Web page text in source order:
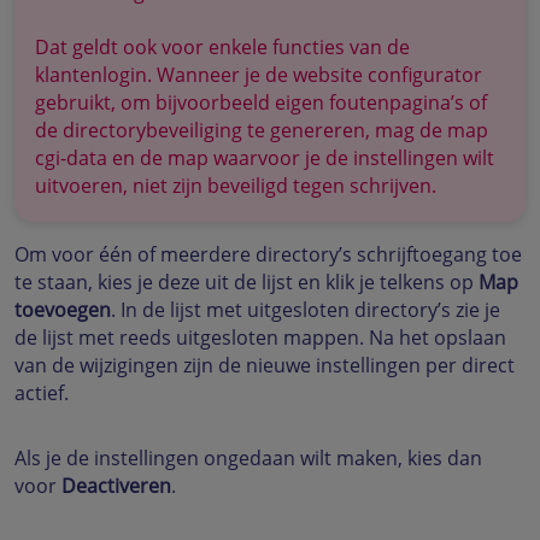
Dat geldt ook voor enkele functies van de
klantenlogin. Wanneer je de website configurator
gebruikt, om bijvoorbeeld eigen foutenpagina’s of
de directorybeveiliging te genereren, mag de map
cgi-data en de map waarvoor je de instellingen wilt
uitvoeren, niet zijn beveiligd tegen schrijven.
Om voor één of meerdere directory’s schrijftoegang toe
te staan, kies je deze uit de lijst en klik je telkens op Map
toevoegen. In de lijst met uitgesloten directory’s zie je
de lijst met reeds uitgesloten mappen. Na het opslaan
van de wijzigingen zijn de nieuwe instellingen per direct
actief.
Als je de instellingen ongedaan wilt maken, kies dan
voor Deactiveren.